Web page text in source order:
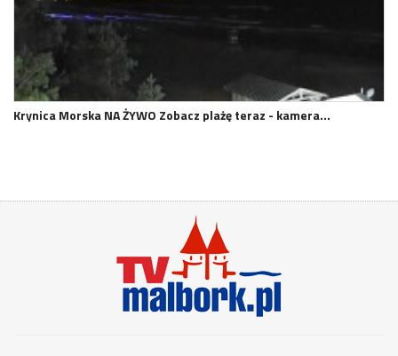
Krynica Morska NA ŻYWO Zobacz plażę teraz - kamera…